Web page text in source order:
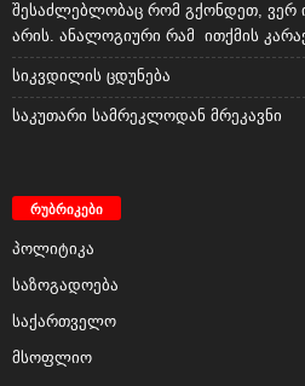
შესაძლებლობაც რომ გქონდეთ, ვერ
არის. ანალოგიური რამ ითქმის
სიკვდილის ცდუნება
საკუთარი სამრეკლოდან მრეკავნი
რუბრიკები
პოლიტიკა
საზოგადოება
საქართველო
მსოფლიო